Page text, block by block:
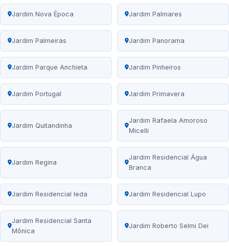
Jardim Nova Época Jardim Palmares
Jardim Palmeiras Jardim Panorama
Jardim Parque Anchieta Jardim Pinheiros
Jardim Portugal Jardim Primavera
Jardim Quitandinha
Jardim Rafaela Amoroso
Micelli
Jardim Regina
Jardim Residencial Água
Branca
Jardim Residencial Ieda Jardim Residencial Lupo
Jardim Residencial Santa
Mônica
Jardim Roberto Selmi Dei